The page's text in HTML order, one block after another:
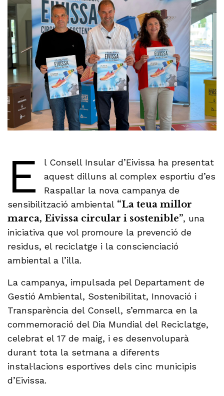
E
l Consell Insular d’Eivissa ha presentat
aquest dilluns al complex esportiu d’es
Raspallar la nova campanya de
sensibilització ambiental “La teua millor
marca, Eivissa circular i sostenible”, una
iniciativa que vol promoure la prevenció de
residus, el reciclatge i la conscienciació
ambiental a l’illa.
La campanya, impulsada pel Departament de
Gestió Ambiental, Sostenibilitat, Innovació i
Transparència del Consell, s’emmarca en la
commemoració del Dia Mundial del Reciclatge,
celebrat el 17 de maig, i es desenvoluparà
durant tota la setmana a diferents
instal·lacions esportives dels cinc municipis
d’Eivissa.